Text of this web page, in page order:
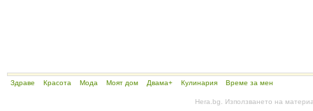
Здраве Красота Мода Моят дом Двама+ Кулинария Време за мен
Hera.bg. Използването на